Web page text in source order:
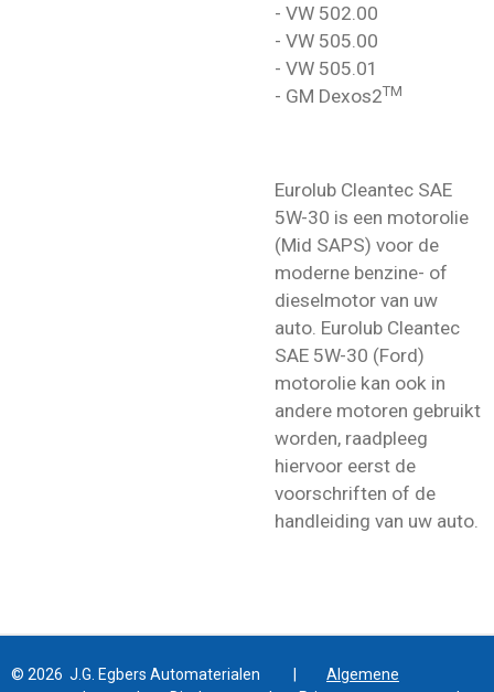
- VW 502.00
- VW 505.00
- VW 505.01
- GM Dexos2TM
Eurolub Cleantec SAE
5W-30 is een motorolie
(Mid SAPS) voor de
moderne benzine- of
dieselmotor van uw
auto. Eurolub Cleantec
SAE 5W-30 (Ford)
motorolie kan ook in
andere motoren gebruikt
worden, raadpleeg
hiervoor eerst de
voorschriften of de
handleiding van uw auto.
© 2026 J.G. Egbers Automaterialen | Algemene